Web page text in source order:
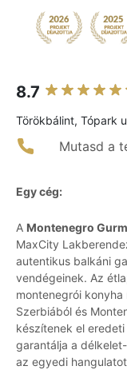
8.7
Törökbálint, Tópark
Mutasd a
Egy cég:
A Montenegro
MaxCity
autentikus balkáni
vendégeinek. Az
montenegrói
Szerbiából és
készítenek el
garantálja a
az egyedi